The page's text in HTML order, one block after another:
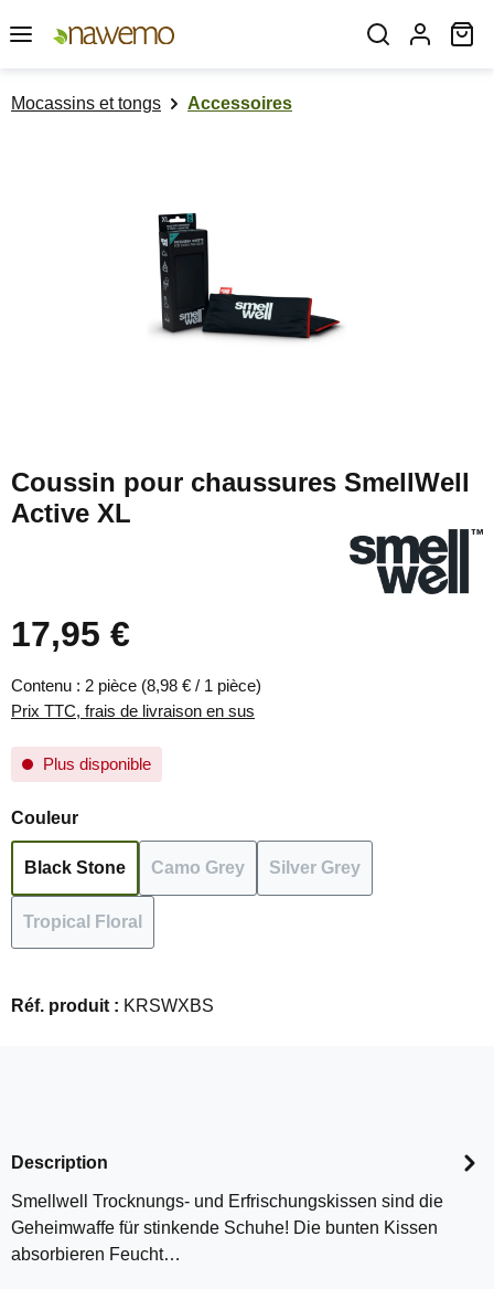
Passer au contenu principal
Mocassins et tongs Accessoires
Coussin pour chaussures SmellWell
Active XL
Prix régulier :
17,95 €
Contenu : 2 pièce (8,98 € / 1 pièce)
Prix TTC, frais de livraison en sus
Plus disponible
Sélectionnez
Couleur
Black Stone
(Cette option n'est pas disponible pour le moment.)
Camo Grey
(Cette option n'est pas disponible
Silver Grey
(Cette option n'est
Tropical Floral
Réf. produit : KRSWXBS
Description
Smellwell Trocknungs- und Erfrischungskissen sind die
Geheimwaffe für stinkende Schuhe! Die bunten Kissen
absorbieren Feucht…